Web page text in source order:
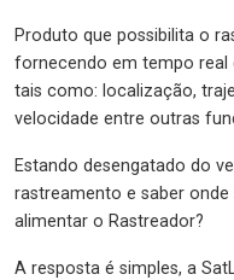
Produto que possibilita o
fornecendo em tempo real
tais como: localização,
velocidade entre outras
Estando desengatado do
rastreamento e saber
alimentar o Rastreador?
A resposta é simples, a